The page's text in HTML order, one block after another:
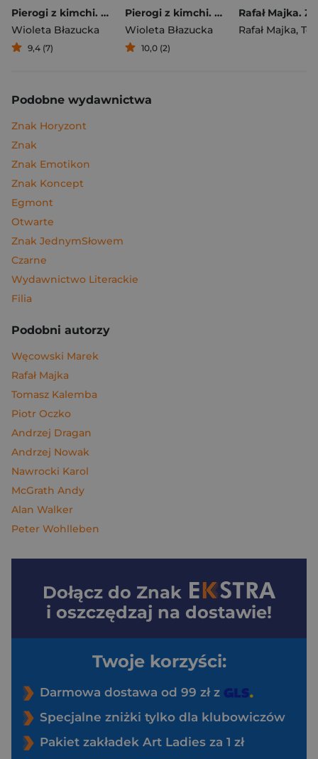
Pierogi z kimchi. Moje ulubione azjatyckie przepisy
Wioleta Błazucka
9,4 (7)
Pierogi z kimchi. Moje ulubione azjatyckie przepisy - książka z autografem
Wioleta Błazucka
10,0 (2)
Rafał Majka,
Podobne wydawnictwa
Znak Horyzont
Znak
Znak Emotikon
Znak Koncept
Egmont
Otwarte
Znak JednymSłowem
Czarne
Wydawnictwo Literackie
Filia
Podobni autorzy
Węcowski Marek
Rafał Majka
Tomasz Kalemba
Piotr Oczko
Andrzej Dragan
Andrzej Nowak
Nawrocki Karol
McGrath Andy
Alan Walker
Peter Wohlleben
Dołącz do Znak
i oszczędzaj na dostawie!
Twoje korzyści:
Darmowa dostawa od 99 zł z
Specjalne zniżki tylko dla klubowiczów
Pakiet zakładek Art Ladies za 1 zł